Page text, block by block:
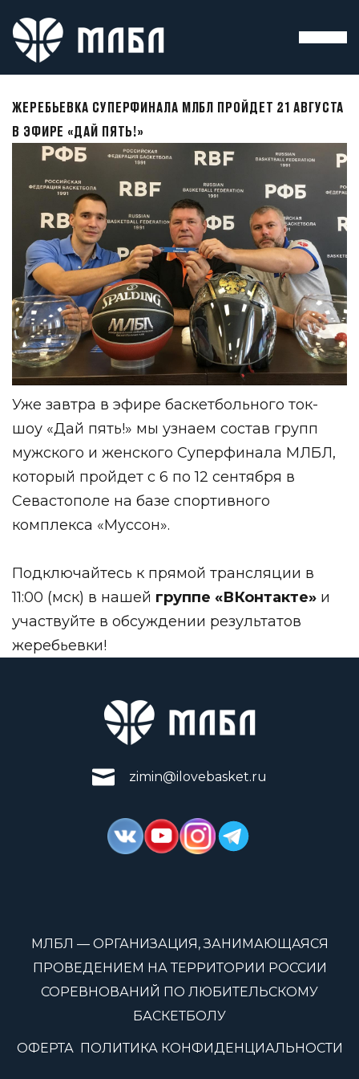
ЖЕРЕБЬЕВКА СУПЕРФИНАЛА МЛБЛ ПРОЙДЕТ 21 АВГУСТА
В ЭФИРЕ «ДАЙ ПЯТЬ!»
Уже завтра в эфире баскетбольного ток-
шоу «Дай пять!» мы узнаем состав групп
мужского и женского Суперфинала МЛБЛ,
который пройдет с 6 по 12 сентября в
Севастополе на базе спортивного
комплекса «Муссон».
Подключайтесь к прямой трансляции в
11:00 (мск) в нашей группе «ВКонтакте» и
участвуйте в обсуждении результатов
жеребьевки!
zimin@ilovebasket.ru
МЛБЛ — ОРГАНИЗАЦИЯ, ЗАНИМАЮЩАЯСЯ
ПРОВЕДЕНИЕМ НА ТЕРРИТОРИИ РОССИИ
СОРЕВНОВАНИЙ ПО ЛЮБИТЕЛЬСКОМУ
БАСКЕТБОЛУ
ОФЕРТА ПОЛИТИКА КОНФИДЕНЦИАЛЬНОСТИ